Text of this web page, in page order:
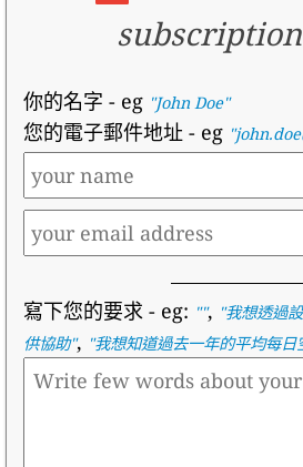
你的名字 - eg "John Doe"
您的電子郵件地址 - eg
寫下您的要求- eg: "", "我想透過
供協助", "我想知道過去一年的平均每日